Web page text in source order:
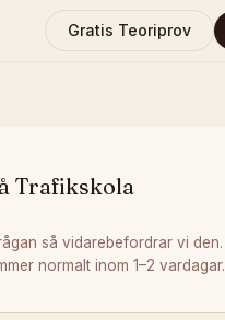
Gratis Teoriprov
Trafikskola
så vidarebefordrar vi den.
normalt inom 1–2 vardagar.